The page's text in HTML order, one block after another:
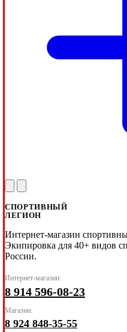
СПОРТИВНЫЙ
ЛЕГИОН
Интернет-магазин
Экипировка для 40+ видов
России.
Интернет-магазин:
8 914 596-08-23
Магазин:
8 924 848-35-55